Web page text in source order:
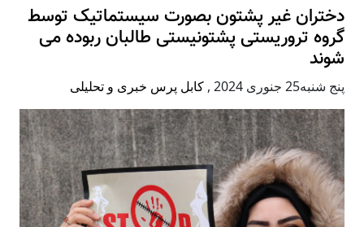
دختران غیر پشتون بصورت سیستماتیک توسط
گروه تروریستی پشتونیستی طالبان ربوده می
شوند
پنج شنبه25 جنوری 2024 , کابل پرس خبری و تحلیلی